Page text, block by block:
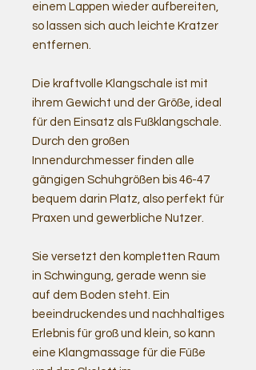
einem Lappen wieder aufbereiten,
so lassen sich auch leichte Kratzer
entfernen.
Die kraftvolle Klangschale ist mit
ihrem Gewicht und der Größe, ideal
für den Einsatz als Fußklangschale.
Durch den großen
Innendurchmesser finden alle
gängigen Schuhgrößen bis 46-47
bequem darin Platz, also perfekt für
Praxen und gewerbliche Nutzer.
Sie versetzt den kompletten Raum
in Schwingung, gerade wenn sie
auf dem Boden steht. Ein
beeindruckendes und nachhaltiges
Erlebnis für groß und klein, so kann
eine Klangmassage für die Füße